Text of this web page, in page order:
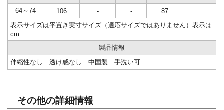
64～74
106 - -
87
表示サイズは平置き実寸サイズ（適応サイズではありません）表示は
cm
製品情報
伸縮性なし 透け感なし 中国製 手洗い可
その他の詳細情報